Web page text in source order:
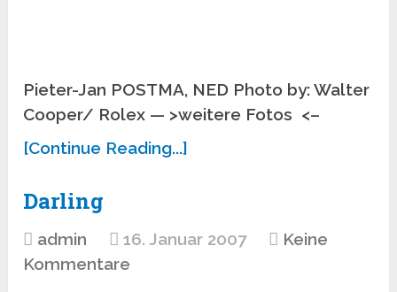
Pieter-Jan POSTMA, NED Photo by: Walter
Cooper/ Rolex — >weitere Fotos <–
[Continue Reading...]
Darling
admin 16. Januar 2007
Keine
Kommentare